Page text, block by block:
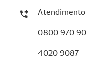
0800 970
4020 9087